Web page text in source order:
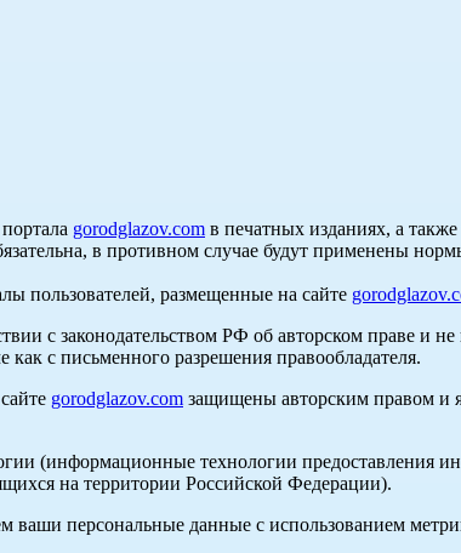
gorodglazov.com в печатных изданиях, а
в противном случае будут применены
пользователей, размещенные на сайте
с законодательством РФ об авторском праве
с письменного разрешения правообладателя.
gorodglazov.com защищены авторским правом и
(информационные технологии предоставления
на территории Российской Федерации).
ваши персональные данные с использованием